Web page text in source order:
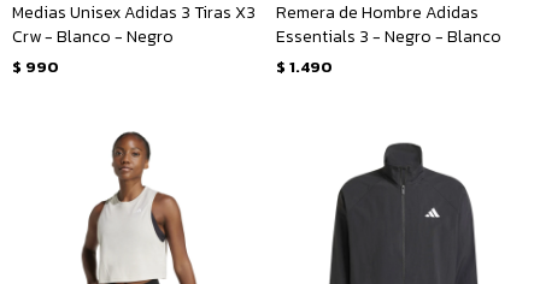
Medias Unisex Adidas 3 Tiras X3
Crw - Blanco - Negro
$ 990
Remera de Hombre Adidas
Essentials 3 - Negro - Blanco
$ 1.490